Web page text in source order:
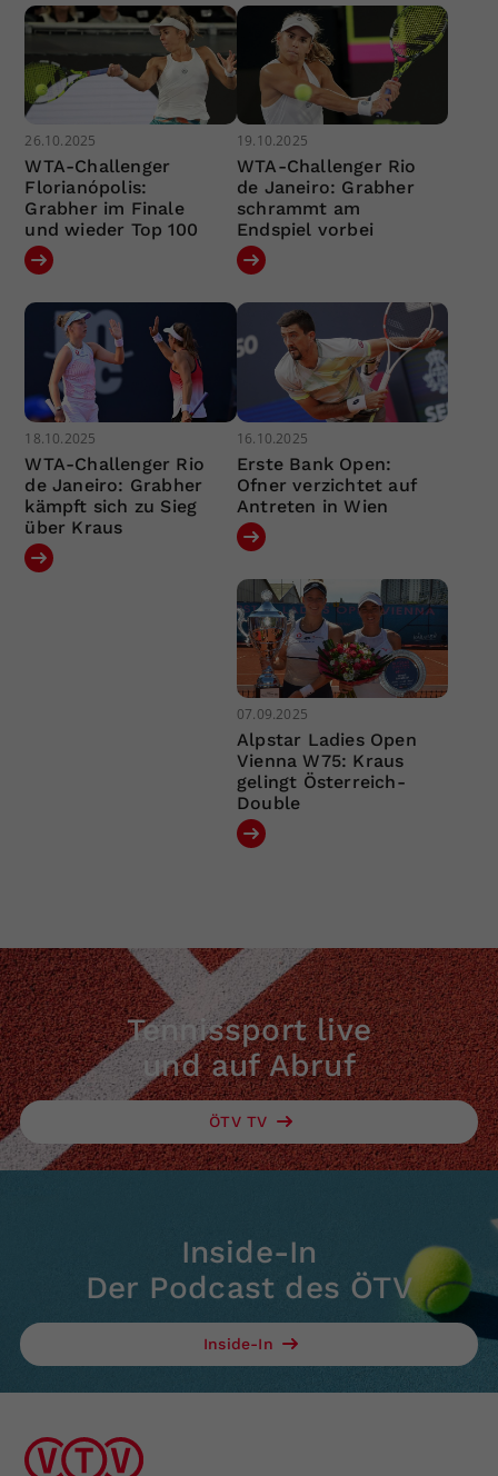
26.10.2025
WTA-Challenger
Florianópolis:
Grabher im Finale
und wieder Top 100
19.10.2025
WTA-Challenger Rio
de Janeiro: Grabher
schrammt am
Endspiel vorbei
18.10.2025
WTA-Challenger Rio
de Janeiro: Grabher
kämpft sich zu Sieg
über Kraus
16.10.2025
Erste Bank Open:
Ofner verzichtet auf
Antreten in Wien
07.09.2025
Alpstar Ladies Open
Vienna W75: Kraus
gelingt Österreich-
Double
Tennissport live
und auf Abruf
ÖTV TV
Inside-In
Der Podcast des ÖTV
Inside-In